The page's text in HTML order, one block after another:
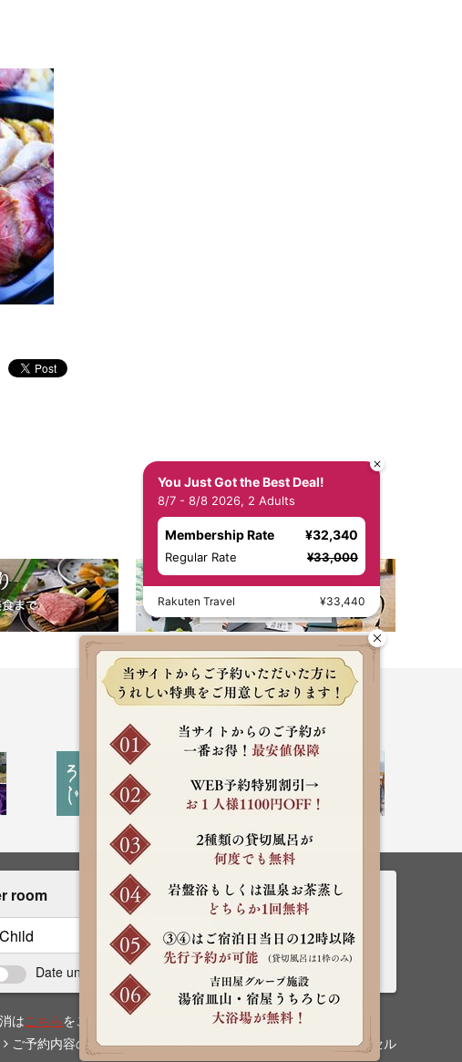
room Rooms
Search
Date undecided
はこちらをご確認ください。
ご予約内容の確認 ご予約内容の変更 ご予約キャンセル
You Just Got the Best Deal!
8/7 - 8/8 2026, 2 Adults
Membership Rate ¥32,340
Regular Rate ¥33,000
Rakuten Travel ¥33,440